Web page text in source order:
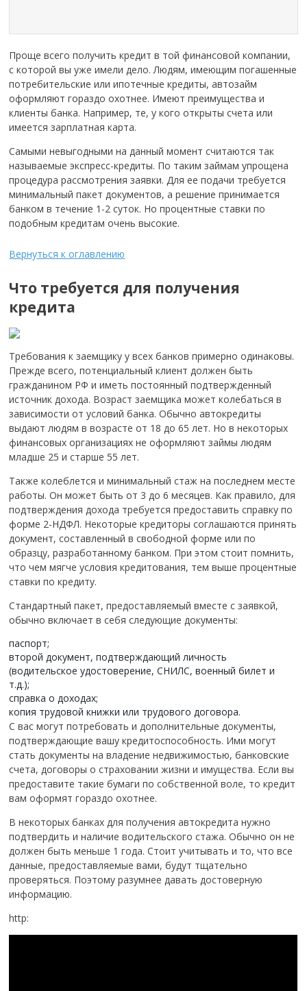
Проще всего получить кредит в той финансовой компании,
с которой вы уже имели дело. Людям, имеющим погашенные
потребительские или ипотечные кредиты, автозайм
оформляют гораздо охотнее. Имеют преимущества и
клиенты банка. Например, те, у кого открыты счета или
имеется зарплатная карта.
Самыми невыгодными на данный момент считаются так
называемые экспресс-кредиты. По таким займам упрощена
процедура рассмотрения заявки. Для ее подачи требуется
минимальный пакет документов, а решение принимается
банком в течение 1-2 суток. Но процентные ставки по
подобным кредитам очень высокие.
Вернуться к оглавлению
Что требуется для получения
кредита
Требования к заемщику у всех банков примерно одинаковы.
Прежде всего, потенциальный клиент должен быть
гражданином РФ и иметь постоянный подтвержденный
источник дохода. Возраст заемщика может колебаться в
зависимости от условий банка. Обычно автокредиты
выдают людям в возрасте от 18 до 65 лет. Но в некоторых
финансовых организациях не оформляют займы людям
младше 25 и старше 55 лет.
Также колеблется и минимальный стаж на последнем месте
работы. Он может быть от 3 до 6 месяцев. Как правило, для
подтверждения дохода требуется предоставить справку по
форме 2-НДФЛ. Некоторые кредиторы соглашаются принять
документ, составленный в свободной форме или по
образцу, разработанному банком. При этом стоит помнить,
что чем мягче условия кредитования, тем выше процентные
ставки по кредиту.
Стандартный пакет, предоставляемый вместе с заявкой,
обычно включает в себя следующие документы:
паспорт;
второй документ, подтверждающий личность
(водительское удостоверение, СНИЛС, военный билет и
т.д.);
справка о доходах;
копия трудовой книжки или трудового договора.
С вас могут потребовать и дополнительные документы,
подтверждающие вашу кредитоспособность. Ими могут
стать документы на владение недвижимостью, банковские
счета, договоры о страховании жизни и имущества. Если вы
предоставите такие бумаги по собственной воле, то кредит
вам оформят гораздо охотнее.
В некоторых банках для получения автокредита нужно
подтвердить и наличие водительского стажа. Обычно он не
должен быть меньше 1 года. Стоит учитывать и то, что все
данные, предоставляемые вами, будут тщательно
проверяться. Поэтому разумнее давать достоверную
информацию.
http: